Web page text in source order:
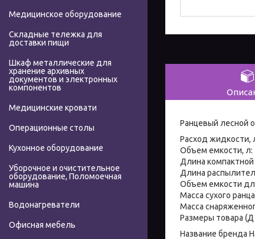
Ранцевый лесной
Расход жидкости,
Объем емкости, л:
Длина компактной
Длина
Объем емкости
Масса сухого
Масса
Размеры товара
Название бренда
Медицинское оборудование
Складные тележка для
доставки пищи
Шкаф металлические для
хранение архивных
документов и электронных
компонентов
Медицинские кровати
Операционные столы
Кухонное оборудование
Уборочное и очистительное
оборудование, Поломоечная
машина
Водонагреватели
Офисная мебель